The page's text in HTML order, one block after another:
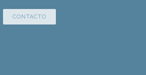
CONTACTO